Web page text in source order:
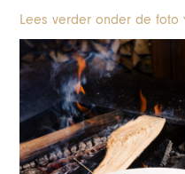
Lees verder onder de foto